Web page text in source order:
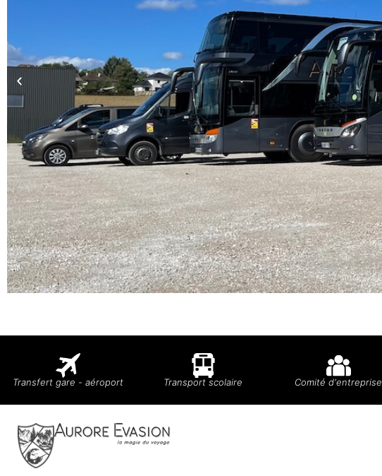
Transfert gare - aéroport Transport scolaire Comité d'entreprise